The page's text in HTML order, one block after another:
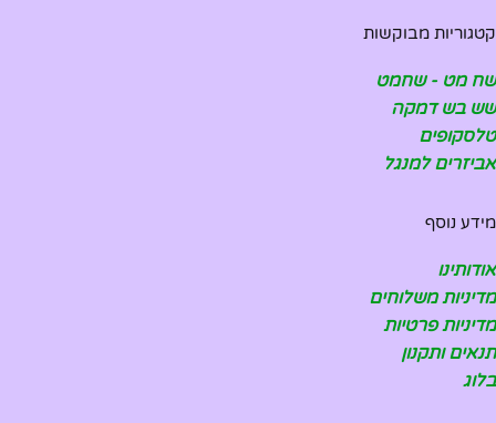
קטגוריות מבוקשות
שח מט - שחמט
שש בש דמקה
טלסקופים
אביזרים למנגל
מידע נוסף
אודותינו
מדיניות משלוחים
מדיניות פרטיות
תנאים ותקנון
בלוג